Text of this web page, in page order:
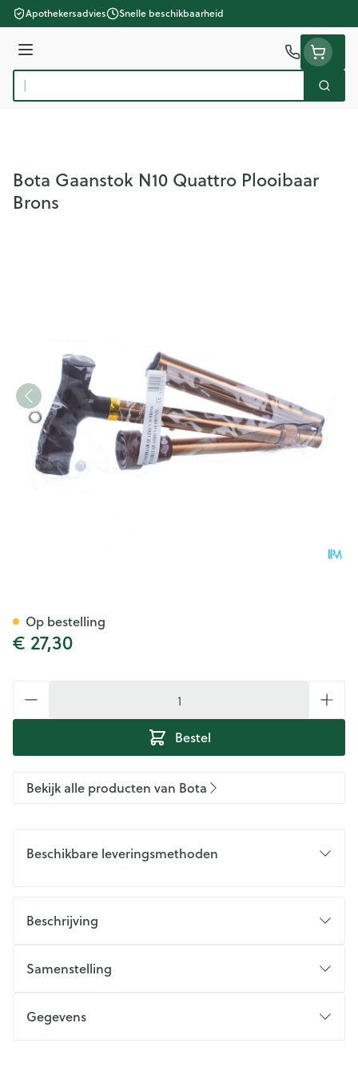
Ga naar de inhoud
Apothekersadvies Snelle beschikbaarheid
Menu
Product, merk, categorie...
Zoek
Bota Gaanstok N10 Quattro Plooibaar
Brons
€ 27,30
Bestel
Op bestelling
Bekijk alle producten van Bota
Beschikbare leveringsmethoden
Beschrijving
Samenstelling
Gegevens